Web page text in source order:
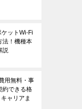
ットWi-Fi
法！機種本
説
用無料・事
約できる格
ャリアま